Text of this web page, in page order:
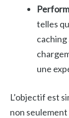
telles
caching
une
L’objectif est
non